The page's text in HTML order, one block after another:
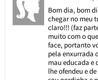
Bom dia, bom
chegar no meu
claro!!! (faz
muito com o
face, portanto
pela enxurrada
mau educada e
lhe ofendeu e